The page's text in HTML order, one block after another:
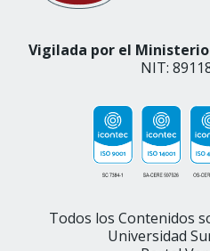
Vigilada por el Ministerio
NIT:
Todos los Contenidos
Universidad